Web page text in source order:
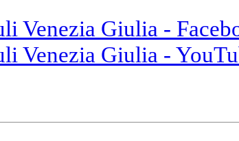
Venezia Giulia -
Venezia Giulia -